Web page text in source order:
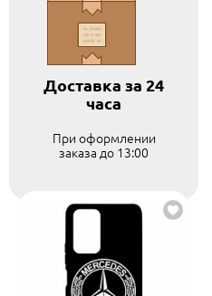
Доставка за 24
часа
При оформлении
заказа до 13:00